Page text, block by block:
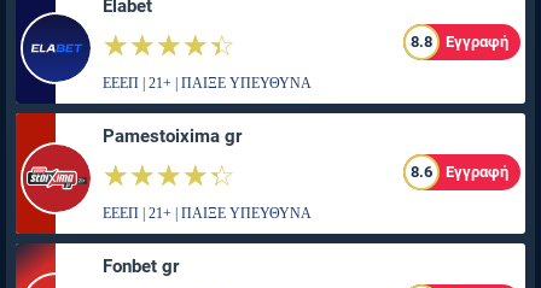
Elabet
☆☆☆☆☆
★★★★★ 8.8 Εγγραφή
ΕΕΕΠ | 21+ | ΠΑΙΞΕ ΥΠΕΥΘΥΝΑ
Pamestoixima gr
☆☆☆☆☆
★★★★★ 8.6 Εγγραφή
ΕΕΕΠ | 21+ | ΠΑΙΞΕ ΥΠΕΥΘΥΝΑ
Fonbet gr